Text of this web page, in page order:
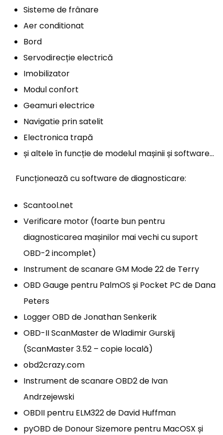
Sisteme de frânare
Aer conditionat
Bord
Servodirecție electrică
Imobilizator
Modul confort
Geamuri electrice
Navigatie prin satelit
Electronica trapă
și altele în funcție de modelul mașinii și software…
Funcționează cu software de diagnosticare:
Scantool.net
Verificare motor (foarte bun pentru
diagnosticarea mașinilor mai vechi cu suport
OBD-2 incomplet)
Instrument de scanare GM Mode 22 de Terry
OBD Gauge pentru PalmOS și Pocket PC de Dana
Peters
Logger OBD de Jonathan Senkerik
OBD-II ScanMaster de Wladimir Gurskij
(ScanMaster 3.52 – copie locală)
obd2crazy.com
Instrument de scanare OBD2 de Ivan
Andrzejewski
OBDII pentru ELM322 de David Huffman
pyOBD de Donour Sizemore pentru MacOSX și